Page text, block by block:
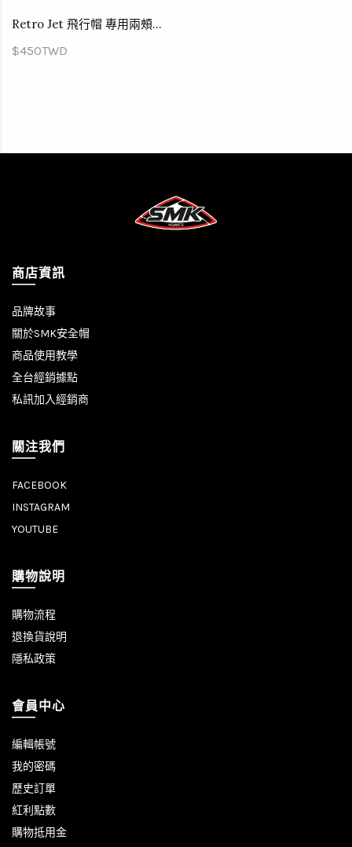
Retro Jet 飛行帽 專用兩頰內襯
$450TWD
商店資訊
品牌故事
關於SMK安全帽
商品使用教學
全台經銷據點
私訊加入經銷商
關注我們
FACEBOOK
INSTAGRAM
YOUTUBE
購物說明
購物流程
退換貨說明
隱私政策
會員中心
編輯帳號
我的密碼
歷史訂單
紅利點數
購物抵用金